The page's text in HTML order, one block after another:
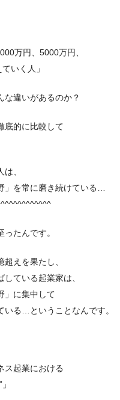
万円、5000万円、
いく人」
な違いがあるのか？
底的に比較して
、
」を常に磨き続けている…
ったんです。
えを果たし、
ている起業家は、
」に集中して
いる…ということなんです。
ス起業における